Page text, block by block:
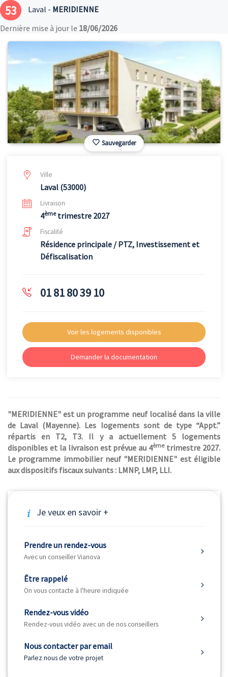
53 Laval - MERIDIENNE
Dernière mise à jour le 18/06/2026
Sauvegarder
Ville
Laval (53000)
Livraison
4èmetrimestre 2027
Fiscalité
Résidence principale / PTZ, Investissement et
Défiscalisation
01 81 80 39 10
Voir les logements disponibles
Demander la documentation
"MERIDIENNE" est un programme neuf localisé dans la ville
de Laval (Mayenne). Les logements sont de type “Appt.”
répartis en T2, T3. Il y a actuellement 5 logements
disponibles et la livraison est prévue au 4èmetrimestre 2027.
Le programme immobilier neuf "MERIDIENNE" est éligible
aux dispositifs fiscaux suivants : LMNP, LMP, LLI.
Je veux en savoir +
Prendre un rendez-vous
Avec un conseiller Vianova
Être rappelé
On vous contacte à l'heure indiquée
Rendez-vous vidéo
Rendez-vous vidéo avec un de nos conseillers
Nous contacter par email
Parlez nous de votre projet